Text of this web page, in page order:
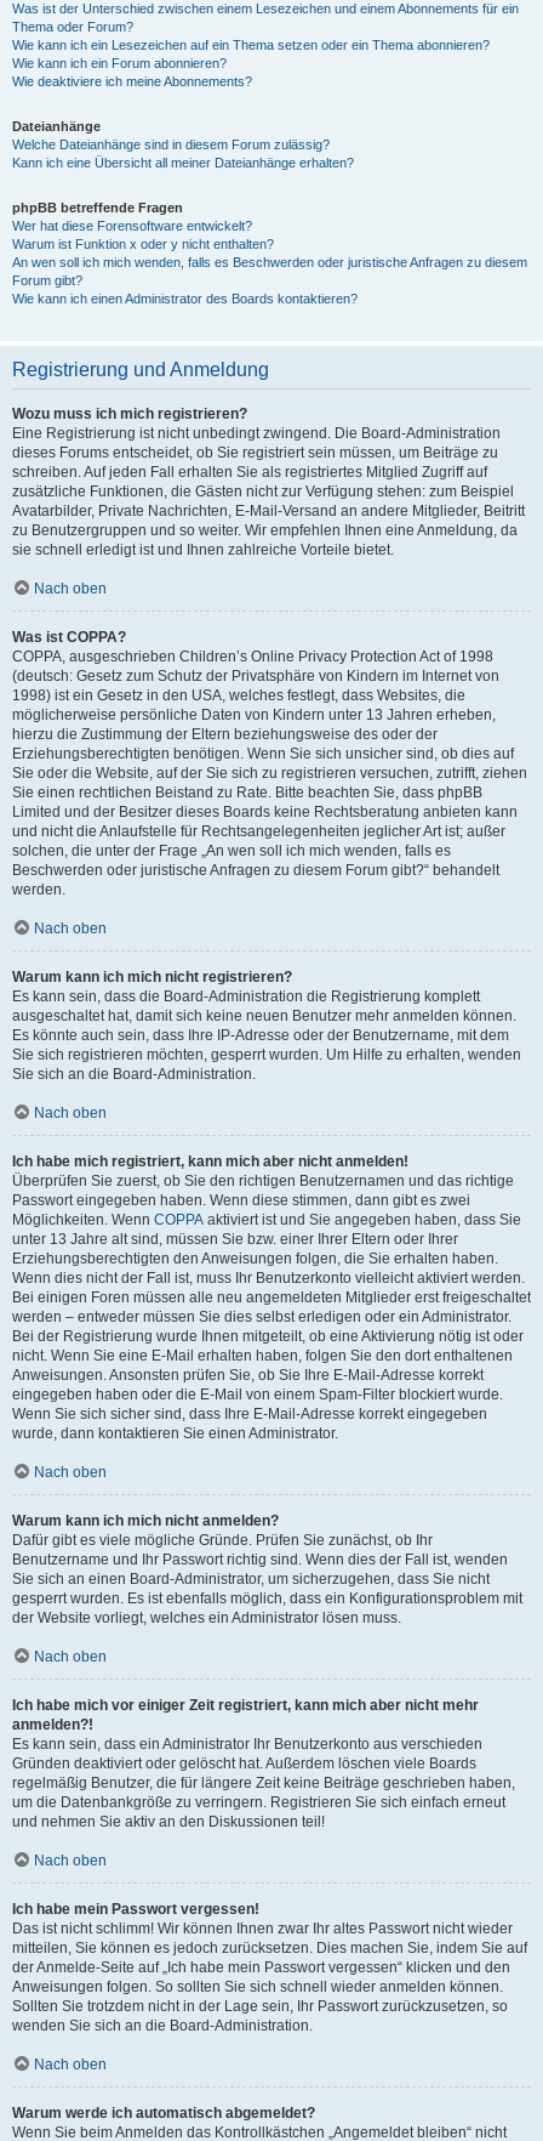
Was ist der Unterschied zwischen einem Lesezeichen und einem Abonnements für ein
Thema oder Forum?
Wie kann ich ein Lesezeichen auf ein Thema setzen oder ein Thema abonnieren?
Wie kann ich ein Forum abonnieren?
Wie deaktiviere ich meine Abonnements?
Dateianhänge
Welche Dateianhänge sind in diesem Forum zulässig?
Kann ich eine Übersicht all meiner Dateianhänge erhalten?
phpBB betreffende Fragen
Wer hat diese Forensoftware entwickelt?
Warum ist Funktion x oder y nicht enthalten?
An wen soll ich mich wenden, falls es Beschwerden oder juristische Anfragen zu diesem
Forum gibt?
Wie kann ich einen Administrator des Boards kontaktieren?
Registrierung und Anmeldung
Wozu muss ich mich registrieren?
Eine Registrierung ist nicht unbedingt zwingend. Die Board-Administration
dieses Forums entscheidet, ob Sie registriert sein müssen, um Beiträge zu
schreiben. Auf jeden Fall erhalten Sie als registriertes Mitglied Zugriff auf
zusätzliche Funktionen, die Gästen nicht zur Verfügung stehen: zum Beispiel
Avatarbilder, Private Nachrichten, E-Mail-Versand an andere Mitglieder, Beitritt
zu Benutzergruppen und so weiter. Wir empfehlen Ihnen eine Anmeldung, da
sie schnell erledigt ist und Ihnen zahlreiche Vorteile bietet.
Nach oben
Was ist COPPA?
COPPA, ausgeschrieben Children’s Online Privacy Protection Act of 1998
(deutsch: Gesetz zum Schutz der Privatsphäre von Kindern im Internet von
1998) ist ein Gesetz in den USA, welches festlegt, dass Websites, die
möglicherweise persönliche Daten von Kindern unter 13 Jahren erheben,
hierzu die Zustimmung der Eltern beziehungsweise des oder der
Erziehungsberechtigten benötigen. Wenn Sie sich unsicher sind, ob dies auf
Sie oder die Website, auf der Sie sich zu registrieren versuchen, zutrifft, ziehen
Sie einen rechtlichen Beistand zu Rate. Bitte beachten Sie, dass phpBB
Limited und der Besitzer dieses Boards keine Rechtsberatung anbieten kann
und nicht die Anlaufstelle für Rechtsangelegenheiten jeglicher Art ist; außer
solchen, die unter der Frage „An wen soll ich mich wenden, falls es
Beschwerden oder juristische Anfragen zu diesem Forum gibt?“ behandelt
werden.
Nach oben
Warum kann ich mich nicht registrieren?
Es kann sein, dass die Board-Administration die Registrierung komplett
ausgeschaltet hat, damit sich keine neuen Benutzer mehr anmelden können.
Es könnte auch sein, dass Ihre IP-Adresse oder der Benutzername, mit dem
Sie sich registrieren möchten, gesperrt wurden. Um Hilfe zu erhalten, wenden
Sie sich an die Board-Administration.
Nach oben
Ich habe mich registriert, kann mich aber nicht anmelden!
Überprüfen Sie zuerst, ob Sie den richtigen Benutzernamen und das richtige
Passwort eingegeben haben. Wenn diese stimmen, dann gibt es zwei
Möglichkeiten. Wenn COPPA aktiviert ist und Sie angegeben haben, dass Sie
unter 13 Jahre alt sind, müssen Sie bzw. einer Ihrer Eltern oder Ihrer
Erziehungsberechtigten den Anweisungen folgen, die Sie erhalten haben.
Wenn dies nicht der Fall ist, muss Ihr Benutzerkonto vielleicht aktiviert werden.
Bei einigen Foren müssen alle neu angemeldeten Mitglieder erst freigeschaltet
werden – entweder müssen Sie dies selbst erledigen oder ein Administrator.
Bei der Registrierung wurde Ihnen mitgeteilt, ob eine Aktivierung nötig ist oder
nicht. Wenn Sie eine E-Mail erhalten haben, folgen Sie den dort enthaltenen
Anweisungen. Ansonsten prüfen Sie, ob Sie Ihre E-Mail-Adresse korrekt
eingegeben haben oder die E-Mail von einem Spam-Filter blockiert wurde.
Wenn Sie sich sicher sind, dass Ihre E-Mail-Adresse korrekt eingegeben
wurde, dann kontaktieren Sie einen Administrator.
Nach oben
Warum kann ich mich nicht anmelden?
Dafür gibt es viele mögliche Gründe. Prüfen Sie zunächst, ob Ihr
Benutzername und Ihr Passwort richtig sind. Wenn dies der Fall ist, wenden
Sie sich an einen Board-Administrator, um sicherzugehen, dass Sie nicht
gesperrt wurden. Es ist ebenfalls möglich, dass ein Konfigurationsproblem mit
der Website vorliegt, welches ein Administrator lösen muss.
Nach oben
Ich habe mich vor einiger Zeit registriert, kann mich aber nicht mehr
anmelden?!
Es kann sein, dass ein Administrator Ihr Benutzerkonto aus verschieden
Gründen deaktiviert oder gelöscht hat. Außerdem löschen viele Boards
regelmäßig Benutzer, die für längere Zeit keine Beiträge geschrieben haben,
um die Datenbankgröße zu verringern. Registrieren Sie sich einfach erneut
und nehmen Sie aktiv an den Diskussionen teil!
Nach oben
Ich habe mein Passwort vergessen!
Das ist nicht schlimm! Wir können Ihnen zwar Ihr altes Passwort nicht wieder
mitteilen, Sie können es jedoch zurücksetzen. Dies machen Sie, indem Sie auf
der Anmelde-Seite auf „Ich habe mein Passwort vergessen“ klicken und den
Anweisungen folgen. So sollten Sie sich schnell wieder anmelden können.
Sollten Sie trotzdem nicht in der Lage sein, Ihr Passwort zurückzusetzen, so
wenden Sie sich an die Board-Administration.
Nach oben
Warum werde ich automatisch abgemeldet?
Wenn Sie beim Anmelden das Kontrollkästchen „Angemeldet bleiben“ nicht